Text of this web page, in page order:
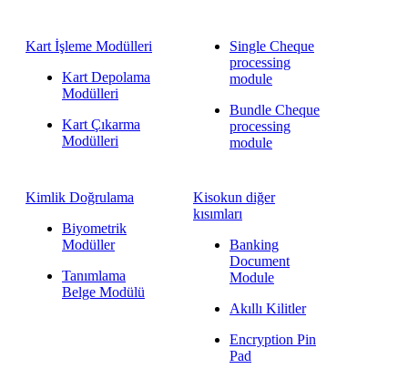
Kart İşleme Modülleri
Kart Depolama
Modülleri
Kart Çıkarma
Modülleri
Single Cheque
processing
module
Bundle Cheque
processing
module
Kimlik Doğrulama
Biyometrik
Modüller
Tanımlama
Belge Modülü
Kisokun diğer
kısımları
Banking
Document
Module
Akıllı Kilitler
Encryption Pin
Pad